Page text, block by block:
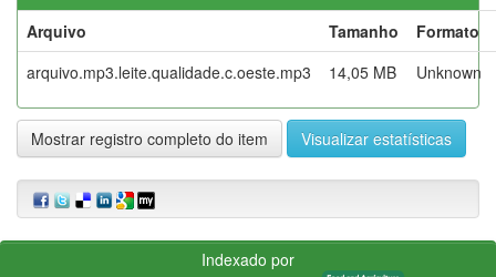
Arquivo
Tamanho
Formato
arquivo.mp3.leite.qualidade.c.oeste.mp3
14,05 MB Unknown
Mostrar registro completo do item Visualizar estatísticas
Indexado por